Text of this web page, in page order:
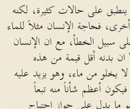
على حالات كثيرة، لكنه
فحاجة الإنسان مثلاً للماء
سبيل الخطأ، مع ان الإنسان
ان بدنه أقل قيمة من هذه
يخلو من ماء، وهو يزيد عليه
أعظم شأناً منه تبعاً
ما يدل على جواز احتياج